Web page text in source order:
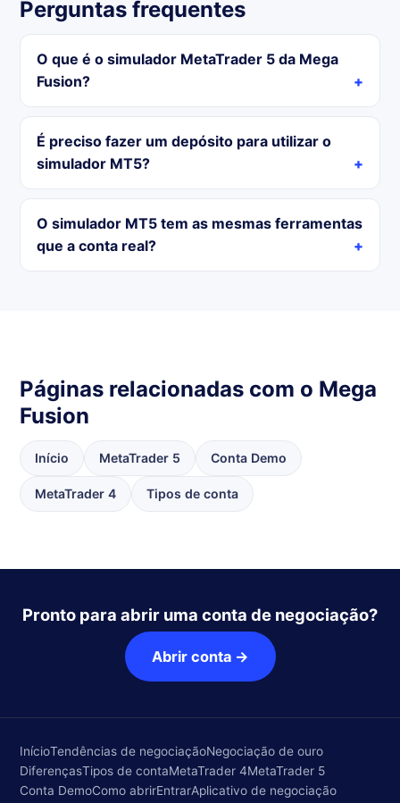
Perguntas frequentes
O que é o simulador MetaTrader 5 da Mega
Fusion?
É preciso fazer um depósito para utilizar o
simulador MT5?
O simulador MT5 tem as mesmas ferramentas
que a conta real?
Páginas relacionadas com o Mega
Fusion
Início MetaTrader 5 Conta Demo
MetaTrader 4 Tipos de conta
Pronto para abrir uma conta de negociação?
Abrir conta →
InícioTendências de negociaçãoNegociação de ouro
DiferençasTipos de contaMetaTrader 4MetaTrader 5
Conta DemoComo abrirEntrarAplicativo de negociação